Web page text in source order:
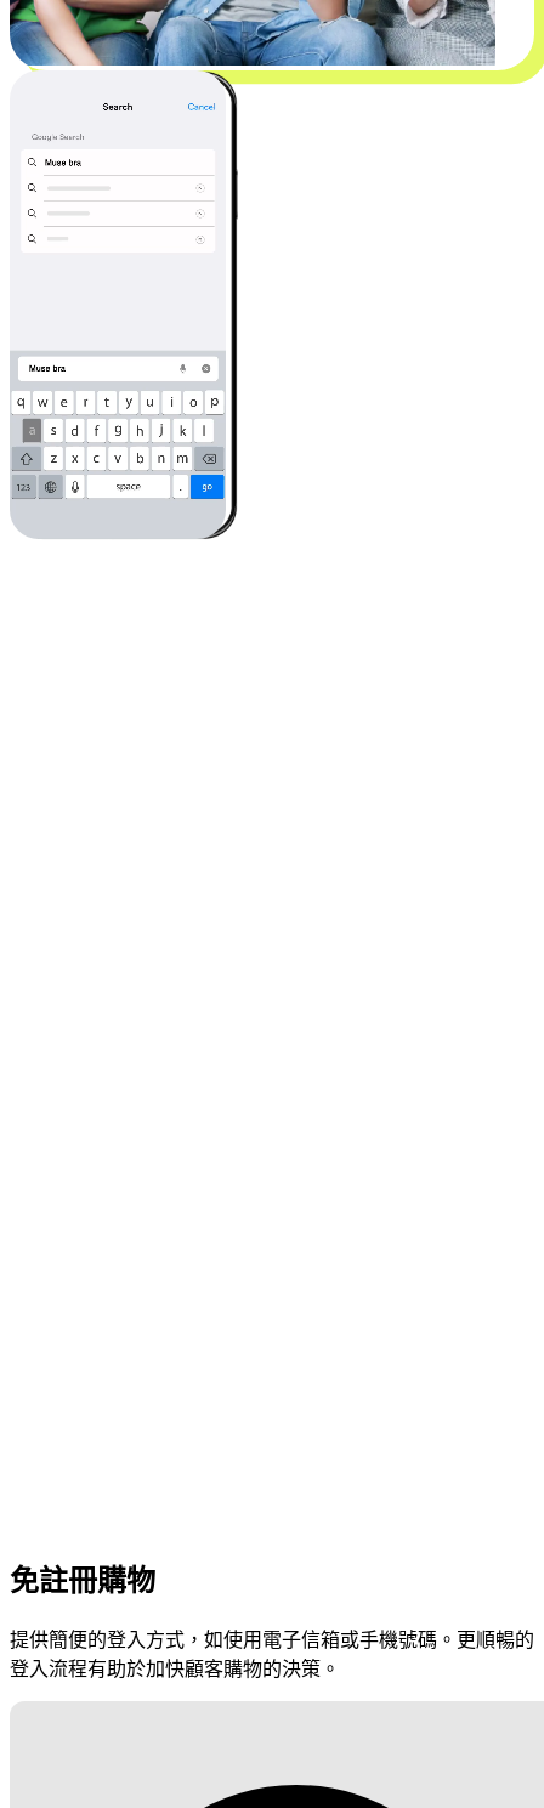
免註冊購物
提供簡便的登入方式，如使用電子信箱或手機號碼。更順暢的
登入流程有助於加快顧客購物的決策。